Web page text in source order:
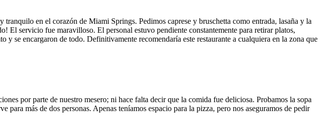
en el corazón de Miami Springs. Pedimos caprese y bruschetta como entrada, lasaña y la
El servicio fue maravilloso. El personal estuvo pendiente constantemente para retirar platos,
se encargaron de todo. Definitivamente recomendaría este restaurante a cualquiera en la zona que
por parte de nuestro mesero; ni hace falta decir que la comida fue deliciosa. Probamos la sopa
más de dos personas. Apenas teníamos espacio para la pizza, pero nos aseguramos de pedir